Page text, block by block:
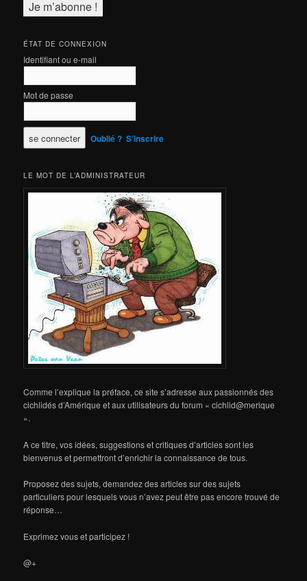
ÉTAT DE CONNEXION
Identifiant ou e-mail
Mot de passe
Oublié ? S’inscrire
LE MOT DE L’ADMINISTRATEUR
Comme l’explique la préface, ce site s’adresse aux passionnés des
cichlidés d’Amérique et aux utilisateurs du forum « cichlid@merique
».
A ce titre, vos idées, suggestions et critiques d’articles sont les
bienvenus et permettront d’enrichir la connaissance de tous.
Proposez des sujets, demandez des articles sur des sujets
particuliers pour lesquels vous n’avez peut être pas encore trouvé de
réponse…
Exprimez vous et participez !
@+